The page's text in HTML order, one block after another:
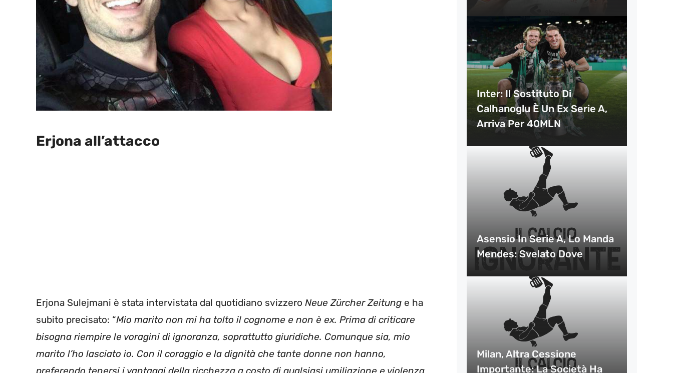
Erjona all’attacco
Erjona Sulejmani è stata intervistata dal quotidiano svizzero Neue Zürcher Zeitung e ha
subito precisato: “Mio marito non mi ha tolto il cognome e non è ex. Prima di criticare
bisogna riempire le voragini di ignoranza, soprattutto giuridiche. Comunque sia, mio
marito l’ho lasciato io. Con il coraggio e la dignità che tante donne non hanno,
preferendo tenersi i vantaggi della ricchezza a costo di qualsiasi umiliazione e violenza
Inter: Il Sostituto Di
Calhanoglu È Un Ex Serie A,
Arriva Per 40MLN
Asensio In Serie A, Lo Manda
Mendes: Svelato Dove
Milan, Altra Cessione
Importante: La Società Ha